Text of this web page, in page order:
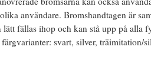
användare. Bromshandtagen är
lätt fällas ihop och kan stå upp på
svart, silver, träimitation/